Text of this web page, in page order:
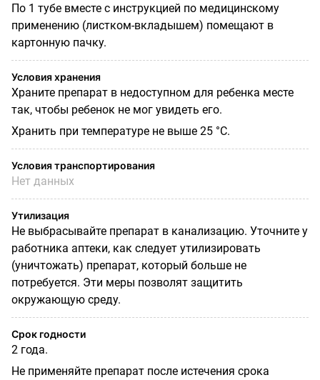
По 1 тубе вместе с инструкцией по медицинскому
применению (листком-вкладышем) помещают в
картонную пачку.
Условия хранения
Храните препарат в недоступном для ребенка месте
так, чтобы ребенок не мог увидеть его.
Хранить при температуре не выше 25 °С.
Условия транспортирования
Нет данных
Утилизация
Не выбрасывайте препарат в канализацию. Уточните у
работника аптеки, как следует утилизировать
(уничтожать) препарат, который больше не
потребуется. Эти меры позволят защитить
окружающую среду.
Срок годности
2 года.
Не применяйте препарат после истечения срока